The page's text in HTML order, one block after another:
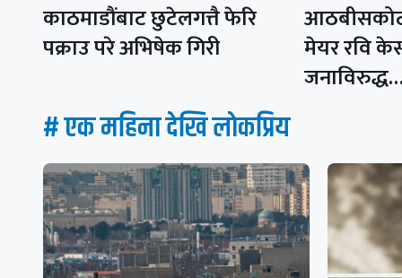
काठमाडौंबाट छुटेलगत्तै फेरि
पक्राउ परे अभिषेक गिरी
मेयर रवि
जनाविरुद्ध…
# एक महिना देखि लाेकप्रिय